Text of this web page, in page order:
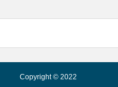
Copyright © 2022